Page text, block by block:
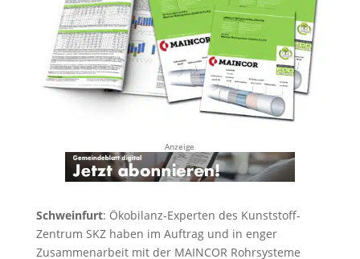
Anzeige
Schweinfurt: Ökobilanz-Experten des Kunststoff-
Zentrum SKZ haben im Auftrag und in enger
Zusammenarbeit mit der MAINCOR Rohrsysteme